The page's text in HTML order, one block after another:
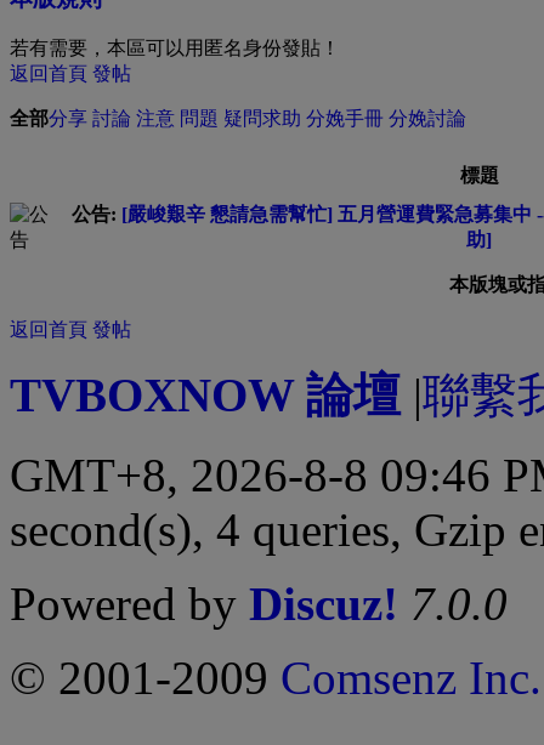
若有需要，本區可以用匿名身份發貼！
返回首頁 發帖
全部分享 討論 注意 問題 疑問求助 分娩手冊 分娩討論
標題
公告: [嚴峻艱辛 懇請急需幫忙] 五月營運費緊急募集
助]
本版塊或
返回首頁 發帖
TVBOXNOW 論壇 |聯繫
GMT+8, 2026-8-8 09:46
second(s), 4 queries, Gzip
Powered by Discuz! 7.0.0
© 2001-2009 Comsenz Inc.